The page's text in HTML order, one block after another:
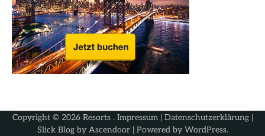
Copyright © 2026 Resorts. Impressum| Datenschutzerklärung|
Slick Blog by Ascendoor| Powered by WordPress.